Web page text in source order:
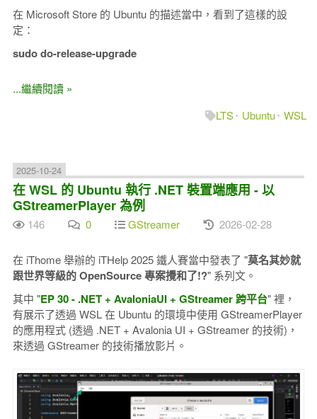
在 Microsoft Store 的 Ubuntu 的描述當中，看到了這樣的設
定：
sudo do-release-upgrade
...繼續閱讀 »
LTS
Ubuntu WSL
2025-10-24
在 WSL 的 Ubuntu 執行 .NET 裝置端應用 - 以
GStreamerPlayer 為例
146 0 GStreamer 2026-02-28
在 iThome 舉辦的 iTHelp 2025 鐵人賽當中發表了 "莫名其妙就
跟世界等級的 OpenSource 專案攪和了!?" 系列文。
其中 "EP 30 - .NET + AvaloniaUI + GStreamer 跨平台" 裡，
有展示了透過 WSL 在 Ubuntu 的環境中使用 GStreamerPlayer
的應用程式 (透過 .NET + Avalonia UI + GStreamer 的技術)，
來透過 GStreamer 的技術播放影片。